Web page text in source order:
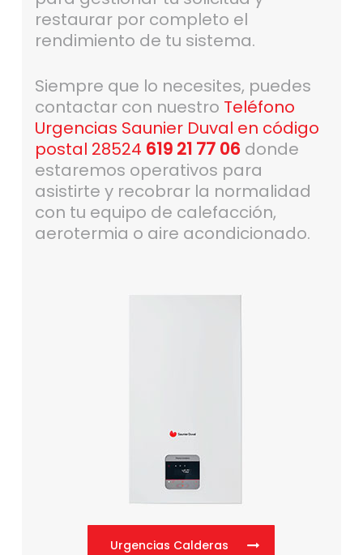
restaurar por completo el
rendimiento de tu sistema.
Siempre que lo necesites, puedes
contactar con nuestro Teléfono
Urgencias Saunier Duval en código
postal 28524 619 21 77 06 donde
estaremos operativos para
asistirte y recobrar la normalidad
con tu equipo de calefacción,
aerotermia o aire acondicionado.
Urgencias Calderas